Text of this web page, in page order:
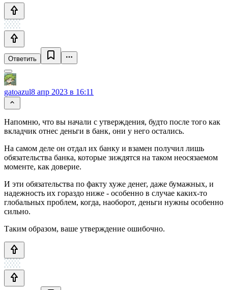
Ответить
gatoazul8 апр 2023 в 16:11
Напомню, что вы начали с утверждения, будто после того как
вкладчик отнес деньги в банк, они у него остались.
На самом деле он отдал их банку и взамен получил лишь
обязательства банка, которые зиждятся на таком неосязаемом
моменте, как доверие.
И эти обязательства по факту хуже денег, даже бумажных, и
надежность их гораздо ниже - особенно в случае каких-то
глобальных проблем, когда, наоборот, деньги нужны особенно
сильно.
Таким образом, ваше утверждение ошибочно.